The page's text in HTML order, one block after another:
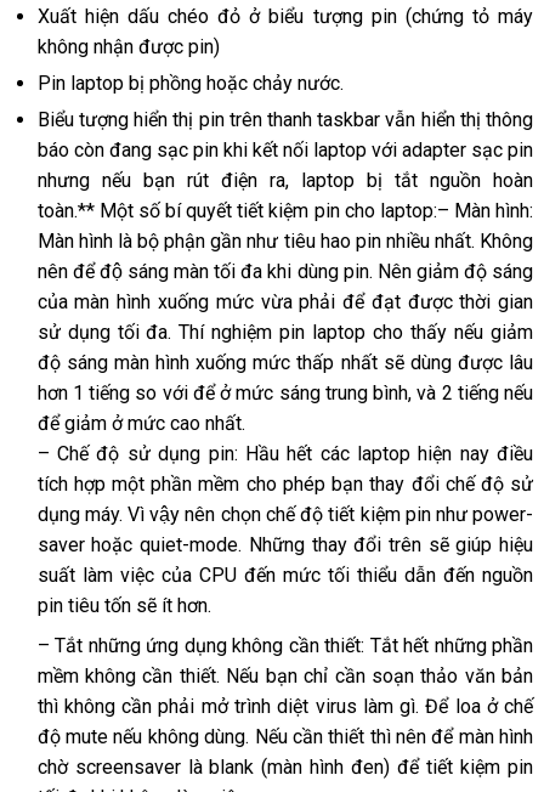
Xuất hiện dấu chéo đỏ ở biểu tượng pin (chứng tỏ máy
không nhận được pin)
Pin laptop bị phồng hoặc chảy nước.
Biểu tượng hiển thị pin trên thanh taskbar vẫn hiển thị thông
báo còn đang sạc pin khi kết nối laptop với adapter sạc pin
nhưng nếu bạn rút điện ra, laptop bị tắt nguồn hoàn
toàn.** Một số bí quyết tiết kiệm pin cho laptop:– Màn hình:
Màn hình là bộ phận gần như tiêu hao pin nhiều nhất. Không
nên để độ sáng màn tối đa khi dùng pin. Nên giảm độ sáng
của màn hình xuống mức vừa phải để đạt được thời gian
sử dụng tối đa. Thí nghiệm pin laptop cho thấy nếu giảm
độ sáng màn hình xuống mức thấp nhất sẽ dùng được lâu
hơn 1 tiếng so với để ở mức sáng trung bình, và 2 tiếng nếu
để giảm ở mức cao nhất.
– Chế độ sử dụng pin: Hầu hết các laptop hiện nay điều
tích hợp một phần mềm cho phép bạn thay đổi chế độ sử
dụng máy. Vì vậy nên chọn chế độ tiết kiệm pin như power-
saver hoặc quiet-mode. Những thay đổi trên sẽ giúp hiệu
suất làm việc của CPU đến mức tối thiểu dẫn đến nguồn
pin tiêu tốn sẽ ít hơn.
– Tắt những ứng dụng không cần thiết: Tắt hết những phần
mềm không cần thiết. Nếu bạn chỉ cần soạn thảo văn bản
thì không cần phải mở trình diệt virus làm gì. Để loa ở chế
độ mute nếu không dùng. Nếu cần thiết thì nên để màn hình
chờ screensaver là blank (màn hình đen) để tiết kiệm pin